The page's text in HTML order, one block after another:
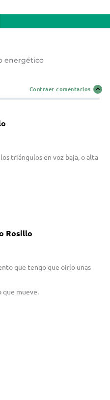
energético
Contraer comentarios
triángulos en voz baja, o alta
Rosillo
que tengo que oirlo unas
que mueve.